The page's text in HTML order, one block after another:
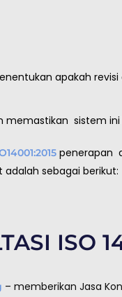
apakah
sistem
penerapan
adalah sebagai berikut:
ISO
– memberikan Jasa